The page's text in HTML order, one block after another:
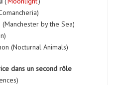
(Manchester by the Sea)
(Nocturnal Animals)
dans un second rôle